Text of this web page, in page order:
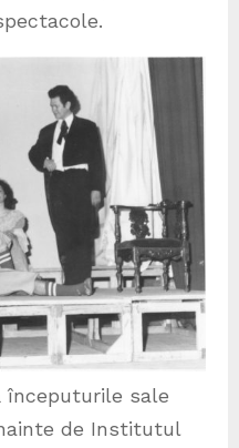
începuturile sale
de Institutul